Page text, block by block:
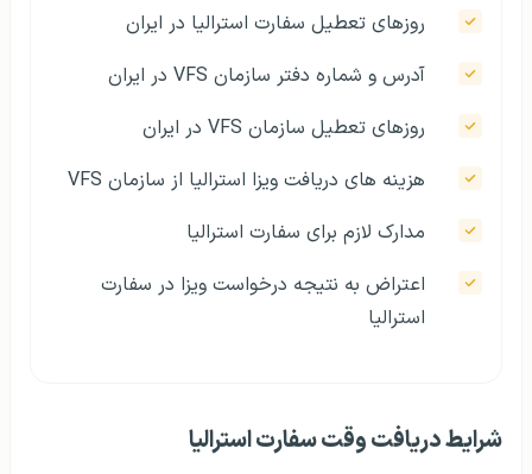
روزهای تعطیل سفارت استرالیا در ایران
آدرس و شماره دفتر سازمان VFS در ایران
روزهای تعطیل سازمان VFS در ایران
هزینه‌ های دریافت ویزا استرالیا از سازمان VFS
مدارک لازم برای سفارت استرالیا
اعتراض به نتیجه درخواست ویزا در سفارت
استرالیا
شرایط دریافت وقت سفارت استرالیا